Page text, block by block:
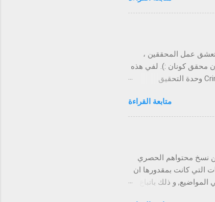
وتزول هذه البقع.
إزالة البقع عن
يصعب إزالتها فهو
روائح مزعجه
عمل المحققين ،
محقق كونان :). لفي هذه
التدونية جمعت لكم مجموعة من أفضل ألعاب اللغز والجريمة على جوجل بلاي . Criminal Case وحدة التحقيق
مسرح الجريمة وجمع الادلة التي سوف تقودك الى المشتبه بهم . Spotlight: Room Escape هذه اللعبة كما يوحي
ليست سهلة.عليك أن
النوم، غرف الأطفال،
متابعة القراءة
نسخ محتواهم الحصري
التي كانت بمقدورها ان
و ذلك باتباع